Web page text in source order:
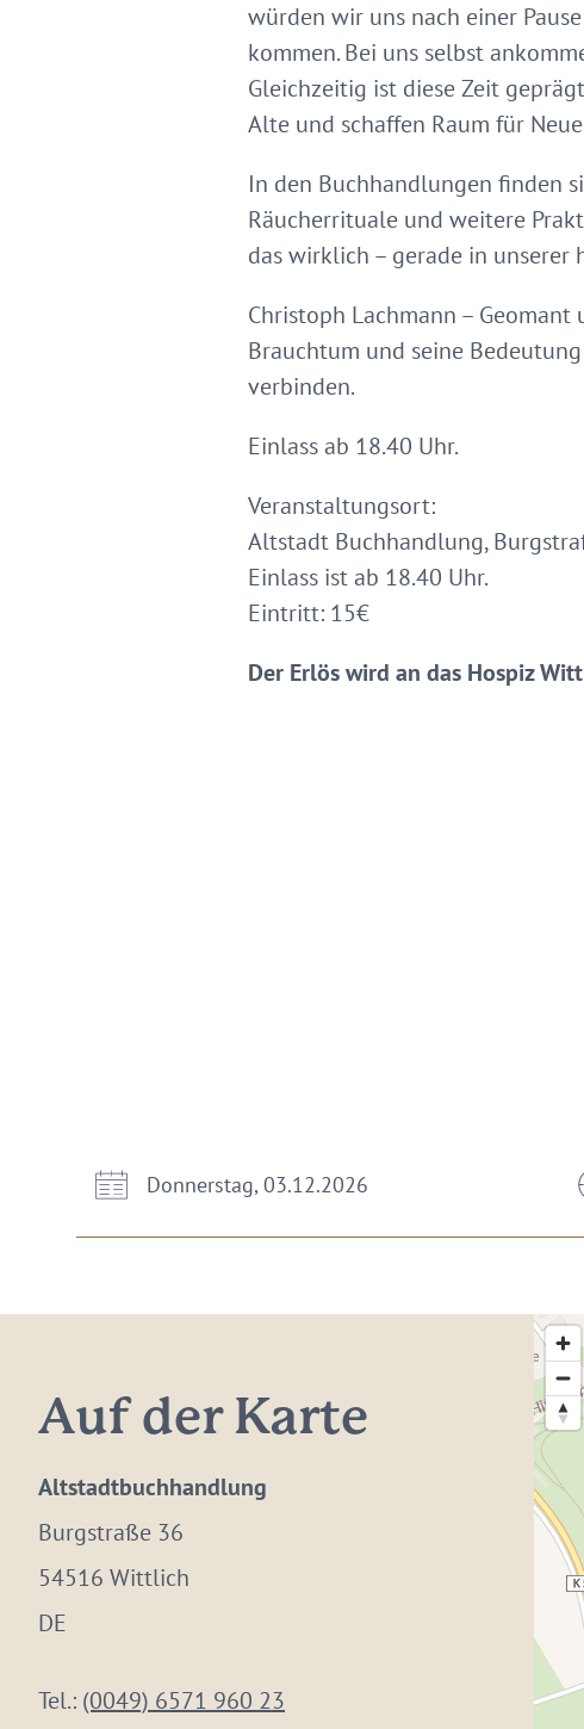
würden wir uns nach einer
kommen. Bei uns selbst
Gleichzeitig ist diese Zeit
Alte und schaffen Raum für
In den Buchhandlungen finden
Räucherrituale und weitere
das wirklich – gerade in unserer
Christoph Lachmann –
Brauchtum und seine
verbinden.
Einlass ab 18.40 Uhr.
Veranstaltungsort:
Altstadt Buchhandlung,
Einlass ist ab 18.40 Uhr.
Eintritt: 15€
Der Erlös wird an das Hospiz
Donnerstag, 03.12.2026
Auf der Karte
Altstadtbuchhandlung
Burgstraße 36
54516 Wittlich
DE
Tel.: (0049) 6571 960 23